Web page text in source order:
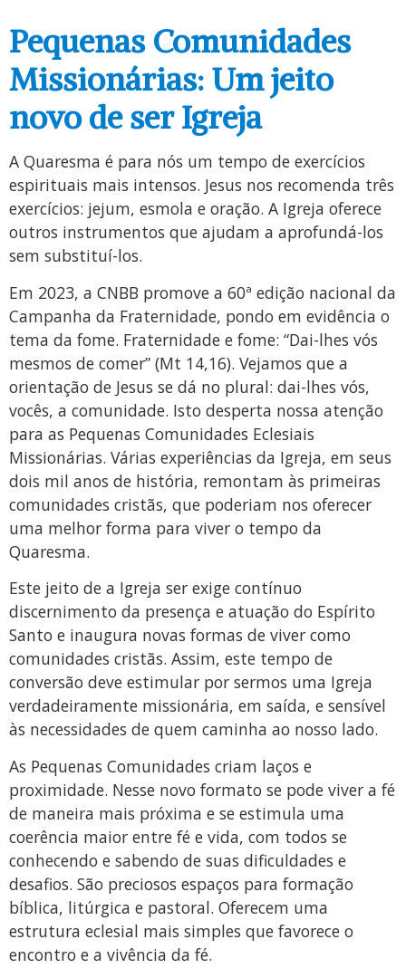
Pequenas Comunidades
Missionárias: Um jeito
novo de ser Igreja
A Quaresma é para nós um tempo de exercícios
espirituais mais intensos. Jesus nos recomenda três
exercícios: jejum, esmola e oração. A Igreja oferece
outros instrumentos que ajudam a aprofundá-los
sem substituí-los.
Em 2023, a CNBB promove a 60ª edição nacional da
Campanha da Fraternidade, pondo em evidência o
tema da fome. Fraternidade e fome: “Dai-lhes vós
mesmos de comer” (Mt 14,16). Vejamos que a
orientação de Jesus se dá no plural: dai-lhes vós,
vocês, a comunidade. Isto desperta nossa atenção
para as Pequenas Comunidades Eclesiais
Missionárias. Várias experiências da Igreja, em seus
dois mil anos de história, remontam às primeiras
comunidades cristãs, que poderiam nos oferecer
uma melhor forma para viver o tempo da
Quaresma.
Este jeito de a Igreja ser exige contínuo
discernimento da presença e atuação do Espírito
Santo e inaugura novas formas de viver como
comunidades cristãs. Assim, este tempo de
conversão deve estimular por sermos uma Igreja
verdadeiramente missionária, em saída, e sensível
às necessidades de quem caminha ao nosso lado.
As Pequenas Comunidades criam laços e
proximidade. Nesse novo formato se pode viver a fé
de maneira mais próxima e se estimula uma
coerência maior entre fé e vida, com todos se
conhecendo e sabendo de suas dificuldades e
desafios. São preciosos espaços para formação
bíblica, litúrgica e pastoral. Oferecem uma
estrutura eclesial mais simples que favorece o
encontro e a vivência da fé.